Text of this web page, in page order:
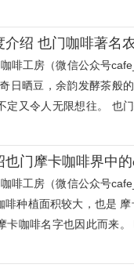
保
啡工房（微信公众号
日晒豆，余韵发酵茶般
定又令人无限想往。 也
的
啡工房（微信公众号
种植面积较大，也是 摩
卡咖啡名字也因此而来。
品